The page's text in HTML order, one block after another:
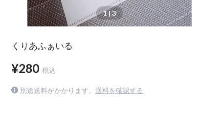
1| 3
くりあふぁいる
¥280 税込
別途送料がかかります。 送料を確認する